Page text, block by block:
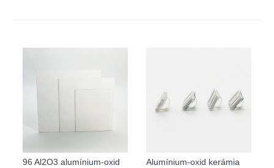
96 Al2O3 alumínium-oxid
Alumínium-oxid kerámia